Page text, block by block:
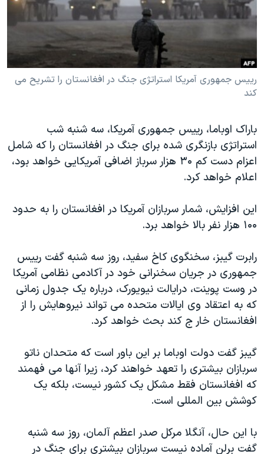
فرهنگ و زندگی
آرشیو پخش زنده
مستندها
انتخابات ریاست جمهوری آمریکا ۲۰۲۴
حمله جمهوری اسلامی به اسرائیل
مجموعه مستندهای دادخواهی
تریبونال مردمی آبان ۹۸
دادگاه حمید نوری
چهل سال گروگان‌گیری
قانون شفافیت دارائی کادر رهبری ایران
اسرائیل در جنگ
نرگس محمدی برنده جایزه نوبل صلح
همایش محافظه‌کاران آمریکا «سی‌پک»
صفحه‌های ویژه
سفر پرزیدنت ترامپ به چین
دنبال کنید
رییس جمهوری آمریکا استراتژی جنگ در افغانستان را تشریح می
کند
باراک اوباما، رییس جمهوری آمریکا، سه شنبه شب
استراتژی بازنگری شده برای جنگ در افغانستان را که شامل
اعزام دست کم ۳۰ هزار سرباز اضافی آمریکایی خواهد بود،
اعلام خواهد کرد.
این افزایش، شمار سربازان آمریکا در افغانستان را به حدود
۱۰۰ هزار نفر بالا خواهد برد.
رابرت گیبز، سخنگوی کاخ سفید، روز سه شنبه گفت رییس
جمهوری در جریان سخنرانی خود در آکادمی نظامی آمریکا
در وست پوینت، درایالت نیویورک، درباره یک جدول زمانی
که به اعتقاد وی ایالات متحده می تواند نیروهایش را از
افغانستان خار ج کند بحث خواهد کرد.
گیبز گفت دولت اوباما بر این باور است که متحدان ناتو
سربازان بیشتری را تعهد خواهند کرد، زیرا آنها می فهمند
که افغانستان فقط مشکل یک کشور نیست، بلکه یک
کوشش بین المللی است.
با این حال، آنگلا مرکل صدر اعظم آلمان، روز سه شنبه
گفت برلن آماده نیست سربازان بیشتری برای جنگ در